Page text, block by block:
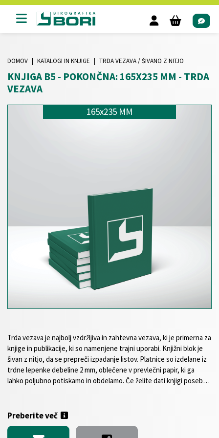
DOMOV KATALOGI IN KNJIGE TRDA VEZAVA / ŠIVANO Z NITJO
KNJIGA B5 - POKONČNA: 165X235 MM - TRDA
VEZAVA
165x235 MM
Trda vezava je najbolj vzdržljiva in zahtevna vezava, ki je primerna za
knjige in publikacije, ki so namenjene trajni uporabi. Knjižni blok je
šivan z nitjo, da se prepreči izpadanje listov. Platnice so izdelane iz
trdne lepenke debeline 2 mm, oblečene v prevlečni papir, ki ga
lahko poljubno potiskamo in obdelamo. Če želite dati knjigi poseben
standardnih formatih. Na voljo je tudi izbor standardnih,
voluminoznih in recikliranih papirjev ter možnost različne
plastifikacije ovitkov. Na vašo željo lahko dodatno popestrimo
Preberite več